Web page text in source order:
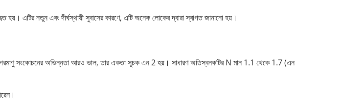
হয়। এটির নতুন এবং দীর্ঘস্থায়ী সুবাসের কারণে, এটি অনেক লোকের দ্বারা স্বাগত জানানো হয়।
পরমাণু সংকোচনের অভিন্নতা আরও ভাল, তার একতা সূচক এন 2 হয়। সাধারণ অতিস্বনকটির N মান 1.1 থেকে 1.7 (এন